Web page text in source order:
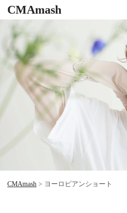
CMAmash
CMAmash > ヨーロピアンショート